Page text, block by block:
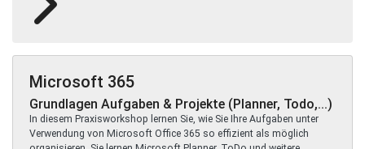
Microsoft 365
Grundlagen Aufgaben & Projekte (Planner, Todo,...)
In diesem Praxisworkshop lernen Sie, wie Sie Ihre Aufgaben unter
Verwendung von Microsoft Office 365 so effizient als möglich